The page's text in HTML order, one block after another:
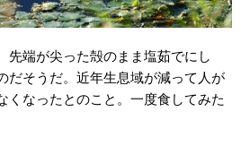
先端が尖った殻のまま塩茹でにし
だそうだ。近年生息域が減って人が
くなったとのこと。一度食してみた